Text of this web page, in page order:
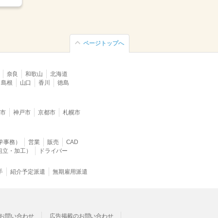
ページトップへ
奈良 和歌山
北海道
島根
山口 香川 徳島
神戸市 京都市 札幌市
務） 営業 販売
CAD
・加工）
ドライバー
紹介予定派遣 無期雇用派遣
問い合わせ 広告掲載のお問い合わせ